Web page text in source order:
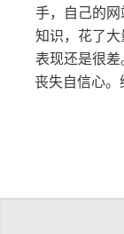
手，自己的
知识，花了
表现还是很差
丧失自信心